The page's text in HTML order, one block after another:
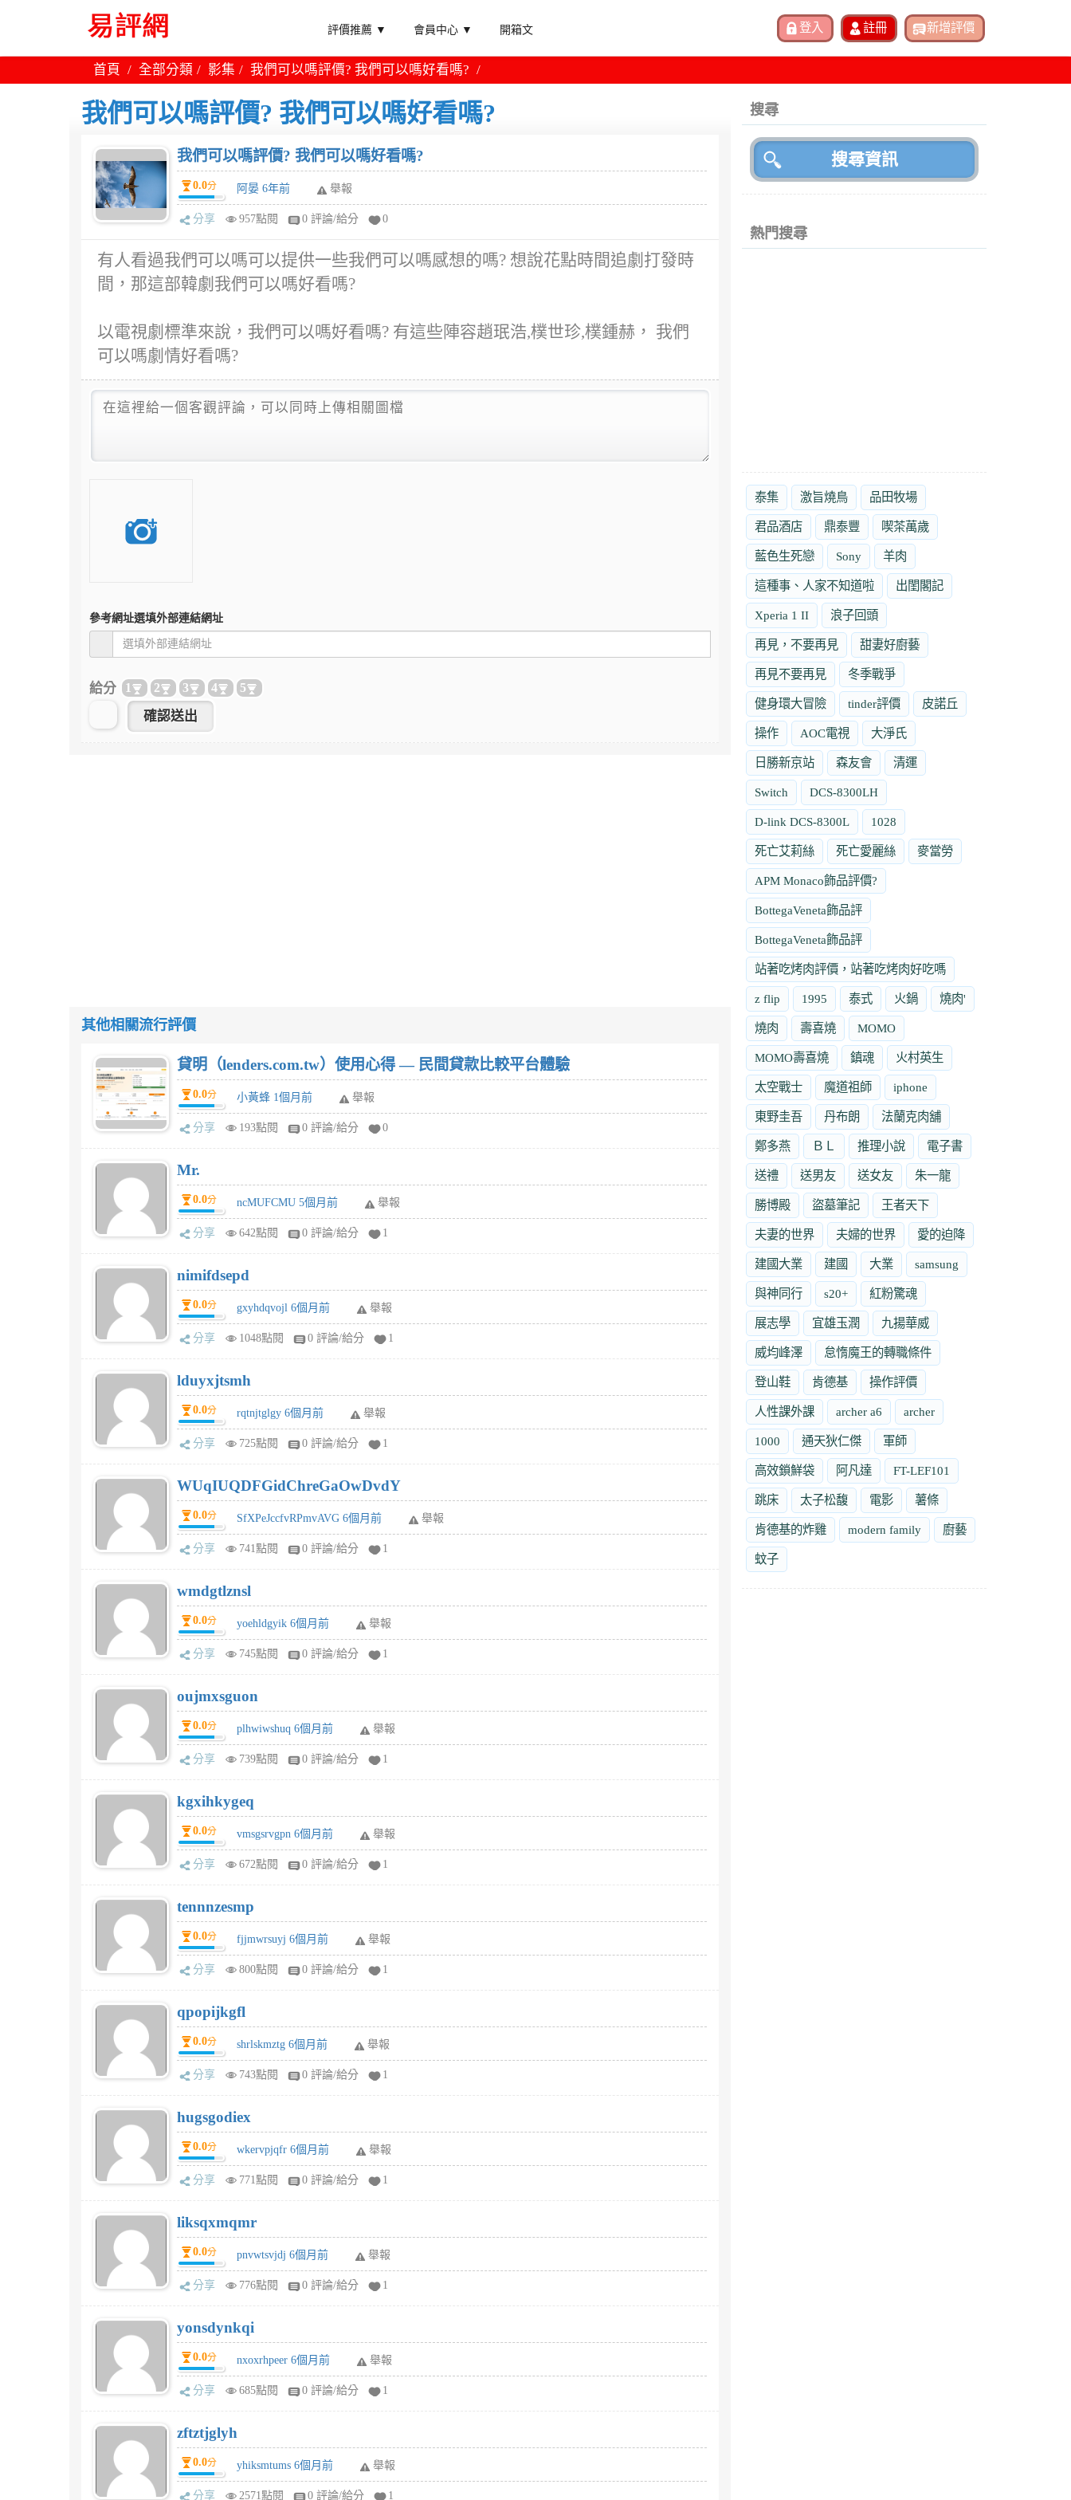
評價推薦 ▼ 會員中心 ▼ 開箱文
首頁 全部分類 影集 我們可以嗎評價? 我們可以嗎好看嗎?
我們可以嗎評價? 我們可以嗎好看嗎?
我們可以嗎評價? 我們可以嗎好看嗎?
0.0分 阿晏 6年前 舉報
分享 957點閱 0 評論/給分 0
有人看過我們可以嗎可以提供一些我們可以嗎感想的嗎? 想說花點時間追劇打發時
間，那這部韓劇我們可以嗎好看嗎?
以電視劇標準來說，我們可以嗎好看嗎? 有這些陣容趙珉浩,樸世珍,樸鍾赫， 我們
可以嗎劇情好看嗎?
參考網址選填外部連結網址
給分 1 2 3 4 5
其他相關流行評價
貸明（lenders.com.tw）使用心得 — 民間貸款比較平台體驗
0.0分 小黃蜂 1個月前 舉報
分享 193點閱 0 評論/給分 0
Mr.
0.0分 ncMUFCMU 5個月前 舉報
分享 642點閱 0 評論/給分 1
nimifdsepd
0.0分 gxyhdqvojl 6個月前 舉報
分享 1048點閱 0 評論/給分 1
lduyxjtsmh
0.0分 rqtnjtglgy 6個月前 舉報
分享 725點閱 0 評論/給分 1
WUqIUQDFGidChreGaOwDvdY
0.0分 SfXPeJccfvRPmvAVG 6個月前 舉報
分享 741點閱 0 評論/給分 1
wmdgtlznsl
0.0分 yoehldgyik 6個月前 舉報
分享 745點閱 0 評論/給分 1
oujmxsguon
0.0分 plhwiwshuq 6個月前 舉報
分享 739點閱 0 評論/給分 1
kgxihkygeq
0.0分 vmsgsrvgpn 6個月前 舉報
分享 672點閱 0 評論/給分 1
tennnzesmp
0.0分 fjjmwrsuyj 6個月前 舉報
分享 800點閱 0 評論/給分 1
qpopijkgfl
0.0分 shrlskmztg 6個月前 舉報
分享 743點閱 0 評論/給分 1
hugsgodiex
0.0分 wkervpjqfr 6個月前 舉報
分享 771點閱 0 評論/給分 1
liksqxmqmr
0.0分 pnvwtsvjdj 6個月前 舉報
分享 776點閱 0 評論/給分 1
yonsdynkqi
0.0分 nxoxrhpeer 6個月前 舉報
分享 685點閱 0 評論/給分 1
zftztjglyh
0.0分 yhiksmtums 6個月前 舉報
分享 2571點閱 0 評論/給分 1
搜尋
熱門搜尋
泰集 激旨燒鳥 品田牧場
君品酒店 鼎泰豐 喫茶萬歲
藍色生死戀 Sony 羊肉
這種事、人家不知道啦 出閨閣記
Xperia 1 II 浪子回頭
再見，不要再見 甜妻好廚藝
再見不要再見 冬季戰爭
健身環大冒險 tinder評價 皮諾丘
操作 AOC電視 大淨氏
日勝新京站 森友會 清運
Switch DCS-8300LH
D-link DCS-8300L 1028
死亡艾莉絲 死亡愛麗絲 麥當勞
APM Monaco飾品評價?
BottegaVeneta飾品評
BottegaVeneta飾品評
站著吃烤肉評價，站著吃烤肉好吃嗎
z flip 1995 泰式 火鍋 燒肉'
燒肉 壽喜燒 MOMO
MOMO壽喜燒 鎮魂 火村英生
太空戰士 魔道祖師 iphone
東野圭吾 丹布朗 法蘭克肉舖
鄭多燕 ＢＬ 推理小說 電子書
送禮 送男友 送女友 朱一龍
勝博殿 盜墓筆記 王者天下
夫妻的世界 夫婦的世界 愛的迫降
建國大業 建國 大業 samsung
與神同行 s20+ 紅粉驚魂
展志學 宜雄玉潤 九揚華威
威均峰澤 怠惰魔王的轉職條件
登山鞋 肯德基 操作評價
人性課外課 archer a6 archer
1000 通天狄仁傑 軍師
高效鎖鮮袋 阿凡達 FT-LEF101
跳床 太子松馥 電影 薯條
肯德基的炸雞 modern family 廚藝
蚊子